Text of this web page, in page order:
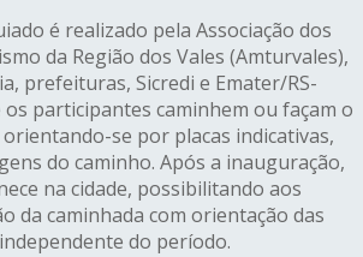
é realizado pela Associação dos
da Região dos Vales (Amturvales),
prefeituras, Sicredi e Emater/RS-
os participantes caminhem ou façam o
se por placas indicativas,
do caminho. Após a inauguração,
na cidade, possibilitando aos
da caminhada com orientação das
do período.